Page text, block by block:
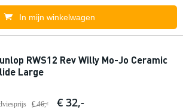
In mijn winkelwagen
RWS12 Rev Willy Mo-Jo Ceramic
Large
€ 46,- € 32,-